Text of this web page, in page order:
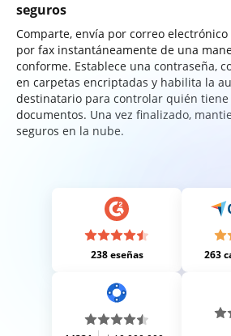
seguros
Comparte, envía por correo
por fax instantáneamente de una
conforme. Establece una contraseña,
en carpetas encriptadas y habilita la
destinatario para controlar quién tiene
documentos. Una vez finalizado,
seguros en la nube.
238 eseñas 263